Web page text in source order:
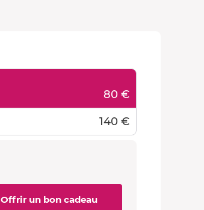
80 €
140 €
Offrir un bon cadeau